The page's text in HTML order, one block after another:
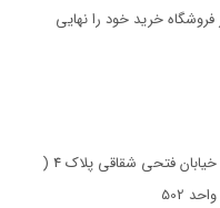
آقایان
مدیریت زمان است. اولین و
کردن به گوشی) است. دوم،
نشان می‌دهد؛ یک ساعت
یک ساعت مچی اصل (مثل
نیاز به شارژ کار کند و
خرید خود را نهایی
تهران - خیابان ولیعصر رو به روی مطهری خیابان فتحی شقاقی پلاک 4 (